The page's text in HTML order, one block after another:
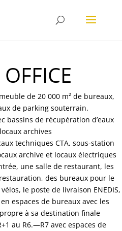
de 20 000 m² de bureaux,
de parking souterrain.
bassins de récupération d’eaux
archives
techniques CTA, sous-station
archive et locaux électriques
une salle de restaurant, les
des bureaux pour le
le poste de livraison ENEDIS,
espaces de bureaux avec les
à sa destination finale
au R6.—R7 avec espaces de